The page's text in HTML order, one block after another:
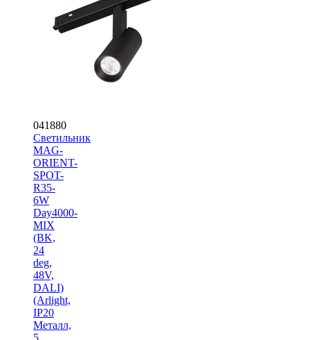
041880
Светильник
MAG-
ORIENT-
SPOT-
R35-
6W
Day4000-
MIX
(BK,
24
deg,
48V,
DALI)
(Arlight,
IP20
Металл,
5